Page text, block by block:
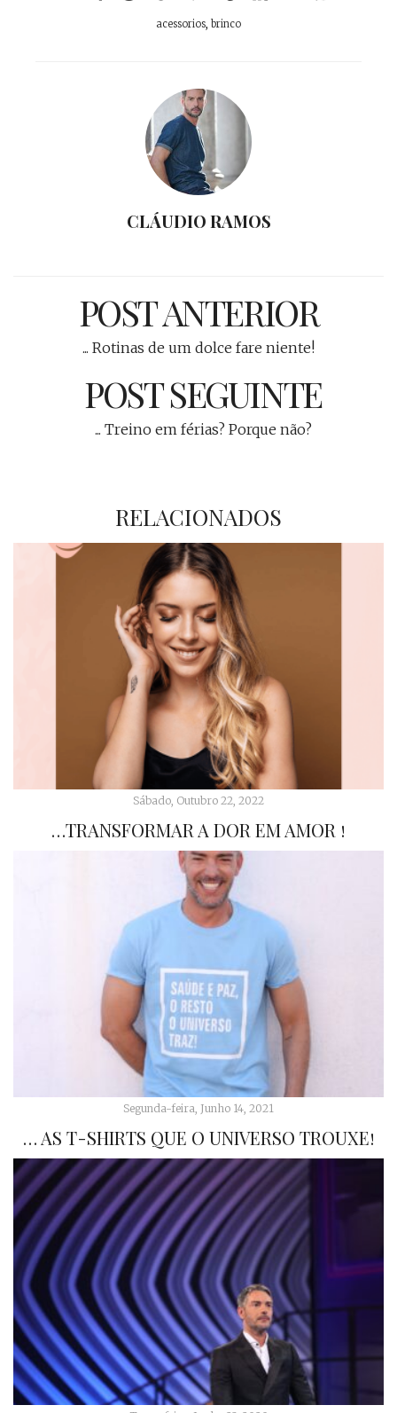
acessorios, brinco
CLÁUDIO RAMOS
POST ANTERIOR
... Rotinas de um dolce fare niente!
POST SEGUINTE
... Treino em férias? Porque não?
RELACIONADOS
Sábado, Outubro 22, 2022
…TRANSFORMAR A DOR EM AMOR !
Segunda-feira, Junho 14, 2021
… AS T-SHIRTS QUE O UNIVERSO TROUXE!